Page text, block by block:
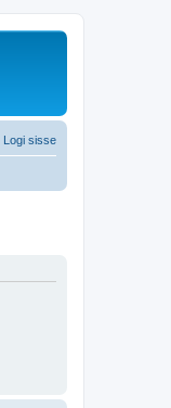
Logi sisse